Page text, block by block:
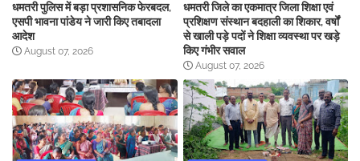
धमतरी पुलिस में बड़ा प्रशासनिक फेरबदल,
एसपी भावना पांडेय ने जारी किए तबादला
आदेश
August 07, 2026
धमतरी जिले का एकमात्र जिला शिक्षा एवं
प्रशिक्षण संस्थान बदहाली का शिकार, वर्षों
से खाली पड़े पदों ने शिक्षा व्यवस्था पर खड़े
किए गंभीर सवाल
August 07, 2026